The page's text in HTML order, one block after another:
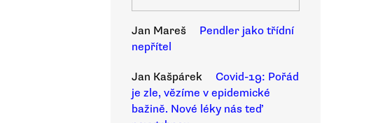
Jan Mareš
Pendler jako třídní
nepřítel
Jan Kašpárek
Covid-19: Pořád
je zle, vězíme v epidemické
bažině. Nové léky nás teď